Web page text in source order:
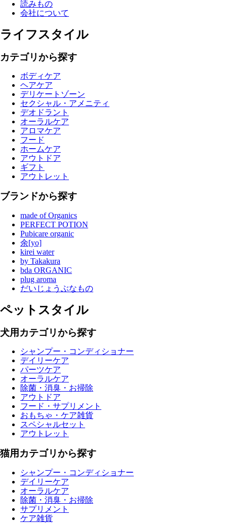
読みもの
会社について
ライフスタイル
カテゴリから探す
ボディケア
ヘアケア
デリケートゾーン
セクシャル・アメニティ
デオドラント
オーラルケア
アロマケア
フード
ホームケア
アウトドア
ギフト
アウトレット
ブランドから探す
made of Organics
PERFECT POTION
Pubicare organic
余[yo]
kirei water
by Takakura
bda ORGANIC
plug aroma
だいじょうぶなもの
ペットスタイル
犬用カテゴリから探す
シャンプー・コンディショナー
デイリーケア
パーツケア
オーラルケア
除菌・消臭・お掃除
アウトドア
フード・サプリメント
おもちゃ・ケア雑貨
スペシャルセット
アウトレット
猫用カテゴリから探す
シャンプー・コンディショナー
デイリーケア
オーラルケア
除菌・消臭・お掃除
サプリメント
ケア雑貨